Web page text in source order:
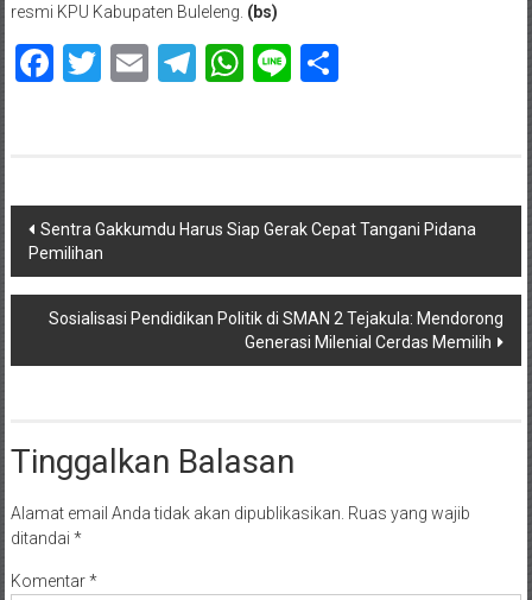
resmi KPU Kabupaten Buleleng. (bs)
Facebook
Twitter
EmailTelegram
WhatsApp
LineShare
Navigasi
pos
Sentra Gakkumdu Harus Siap Gerak Cepat Tangani Pidana
Pemilihan
Sosialisasi Pendidikan Politik di SMAN 2 Tejakula: Mendorong
Generasi Milenial Cerdas Memilih
Tinggalkan Balasan
Alamat email Anda tidak akan dipublikasikan. Ruas yang wajib
ditandai *
Komentar*